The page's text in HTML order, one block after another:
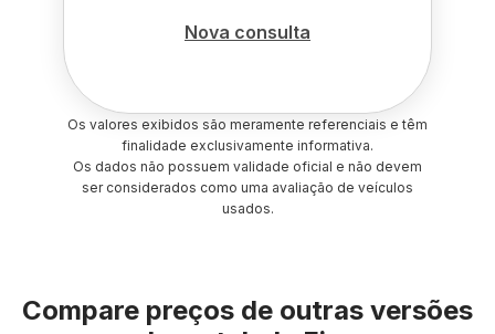
Nova consulta
Os valores exibidos são meramente referenciais e têm
finalidade exclusivamente informativa.
Os dados não possuem validade oficial e não devem
ser considerados como uma avaliação de veículos
usados.
Compare preços de outras versões